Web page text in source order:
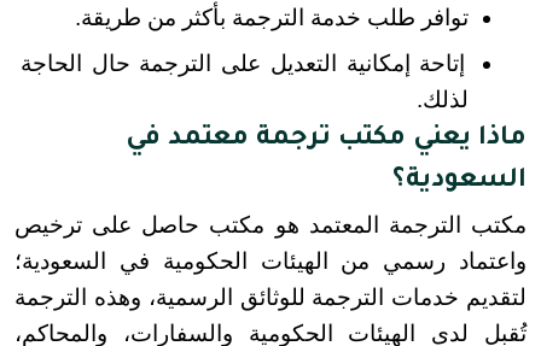
توافر طلب خدمة الترجمة بأكثر من طريقة.
لذلك.
ماذا يعني مكتب ترجمة معتمد في
السعودية؟